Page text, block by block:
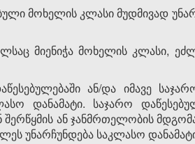
მოხელის კლასი მუდმივად
მიენიჭა მოხელის კლასი,
ან/და იმავე
დანამატი. საჯარო
შერწყმის ან ჯანმრთელობის
უნარჩუნდება საკლასო